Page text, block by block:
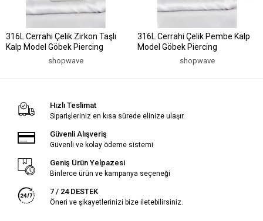
316L Cerrahi Çelik Zirkon Taşlı
Kalp Model Göbek Piercing
shopwave
316L Cerrahi Çelik Pembe Kalp
Model Göbek Piercing
shopwave
Hızlı Teslimat
Siparişleriniz en kısa sürede elinize ulaşır.
Güvenli Alışveriş
Güvenli ve kolay ödeme sistemi
Geniş Ürün Yelpazesi
Binlerce ürün ve kampanya seçeneği
7 / 24 DESTEK
Öneri ve şikayetlerinizi bize iletebilirsiniz.